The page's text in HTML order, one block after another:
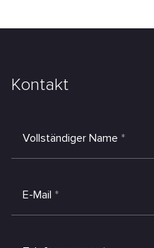
Kontakt
Vollständiger Name *
E-Mail *